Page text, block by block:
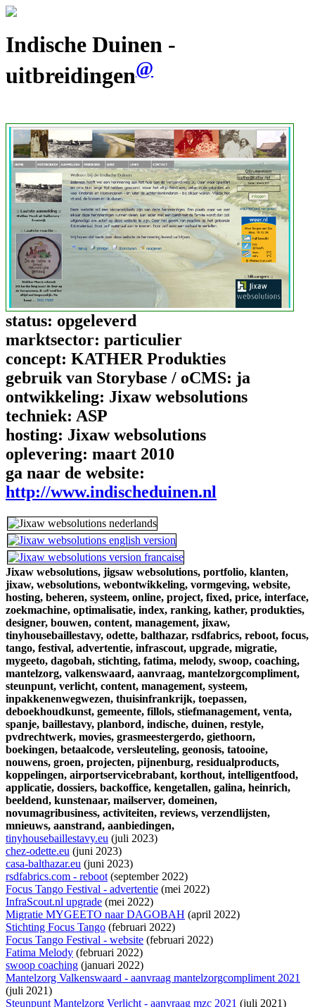
Indische Duinen -
uitbreidingen@
status: opgeleverd
marktsector: particulier
concept: KATHER Produkties
gebruik van Storybase / oCMS: ja
ontwikkeling: Jixaw websolutions
techniek: ASP
hosting: Jixaw websolutions
oplevering: maart 2010
ga naar de website:
http://www.indischeduinen.nl
Jixaw websolutions, jigsaw websolutions, portfolio, klanten,
jixaw, websolutions, webontwikkeling, vormgeving, website,
hosting, beheren, systeem, online, project, fixed, price, interface,
zoekmachine, optimalisatie, index, ranking, kather, produkties,
designer, bouwen, content, management, jixaw,
tinyhousebaillestavy, odette, balthazar, rsdfabrics, reboot, focus,
tango, festival, advertentie, infrascout, upgrade, migratie,
mygeeto, dagobah, stichting, fatima, melody, swoop, coaching,
mantelzorg, valkenswaard, aanvraag, mantelzorgcompliment,
steunpunt, verlicht, content, management, systeem,
inpakkenenwegwezen, thuisinfrankrijk, toepassen,
deboekhoudkunst, gemeente, fillols, stiefmanagement, venta,
spanje, baillestavy, planbord, indische, duinen, restyle,
pvdrechtwerk, movies, grasmeestergerdo, giethoorn,
boekingen, betaalcode, versleuteling, geonosis, tatooine,
nouwens, groen, projecten, pijnenburg, residualproducts,
koppelingen, airportservicebrabant, korthout, intelligentfood,
applicatie, dossiers, backoffice, kengetallen, galina, heinrich,
beeldend, kunstenaar, mailserver, domeinen,
novumagribusiness, activiteiten, reviews, verzendlijsten,
mnieuws, aanstrand, aanbiedingen,
tinyhousebaillestavy.eu (juli 2023)
chez-odette.eu (juni 2023)
casa-balthazar.eu (juni 2023)
rsdfabrics.com - reboot(september 2022)
Focus Tango Festival - advertentie (mei 2022)
InfraScout.nl upgrade (mei 2022)
Migratie MYGEETO naar DAGOBAH (april 2022)
Stichting Focus Tango (februari 2022)
Focus Tango Festival - website (februari 2022)
Fatima Melody (februari 2022)
swoop coaching (januari 2022)
Mantelzorg Valkenswaard - aanvraag mantelzorgcompliment 2021
(juli 2021)
Steunpunt Mantelzorg Verlicht - aanvraag mzc 2021 (juli 2021)